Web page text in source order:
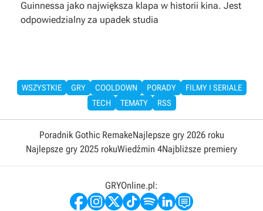
Guinnessa jako największa klapa w historii kina. Jest
odpowiedzialny za upadek studia
WSZYSTKIE GRY COOLDOWN PORADY
FILMY I SERIALE
TECH
TEMATY RSS
Poradnik Gothic RemakeNajlepsze gry 2026 roku
Najlepsze gry 2025 rokuWiedźmin 4Najbliższe premiery
GRYOnline.pl: